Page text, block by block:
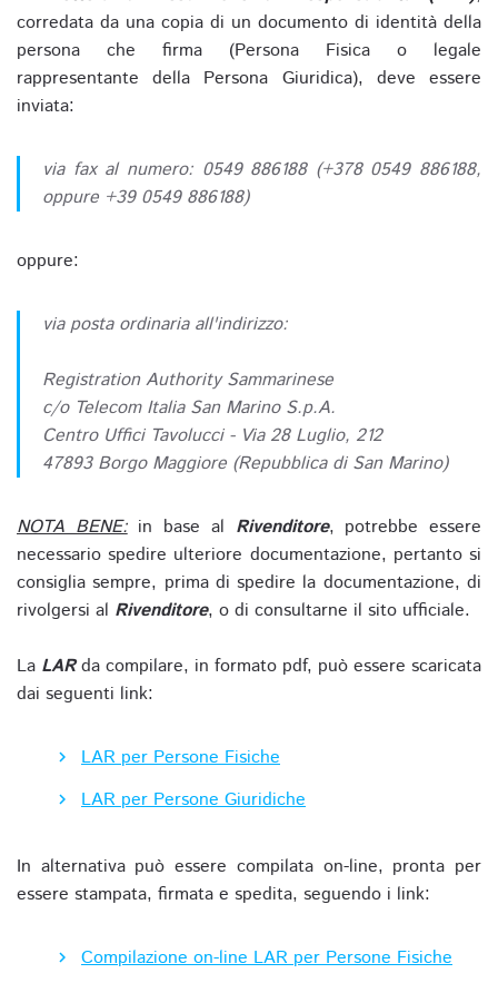
corredata da una copia di un documento di identità della
persona che firma (Persona Fisica o legale
rappresentante della Persona Giuridica), deve essere
inviata:
via fax al numero: 0549 886188 (+378 0549 886188,
oppure +39 0549 886188)
oppure:
via posta ordinaria all'indirizzo:
Registration Authority Sammarinese
c/o Telecom Italia San Marino S.p.A.
Centro Uffici Tavolucci - Via 28 Luglio, 212
47893 Borgo Maggiore (Repubblica di San Marino)
NOTA BENE:in base al Rivenditore, potrebbe essere
necessario spedire ulteriore documentazione, pertanto si
consiglia sempre, prima di spedire la documentazione, di
rivolgersi al Rivenditore, o di consultarne il sito ufficiale.
La LARda compilare, in formato pdf, può essere scaricata
dai seguenti link:
LAR per Persone Fisiche
LAR per Persone Giuridiche
In alternativa può essere compilata on-line, pronta per
essere stampata, firmata e spedita, seguendo i link:
Compilazione on-line LAR per Persone Fisiche